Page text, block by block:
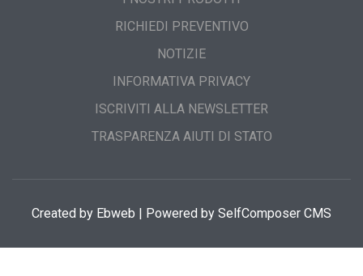
RICHIEDI PREVENTIVO
NOTIZIE
INFORMATIVA PRIVACY
ISCRIVITI ALLA NEWSLETTER
TRASPARENZA AIUTI DI STATO
Created by Ebweb | Powered by SelfComposer CMS